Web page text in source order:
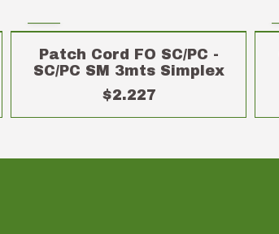
Patch Cord FO SC/PC -
SC/PC SM 3mts Simplex
$2.227